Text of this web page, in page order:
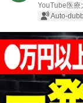
YouTube医療
Auto-